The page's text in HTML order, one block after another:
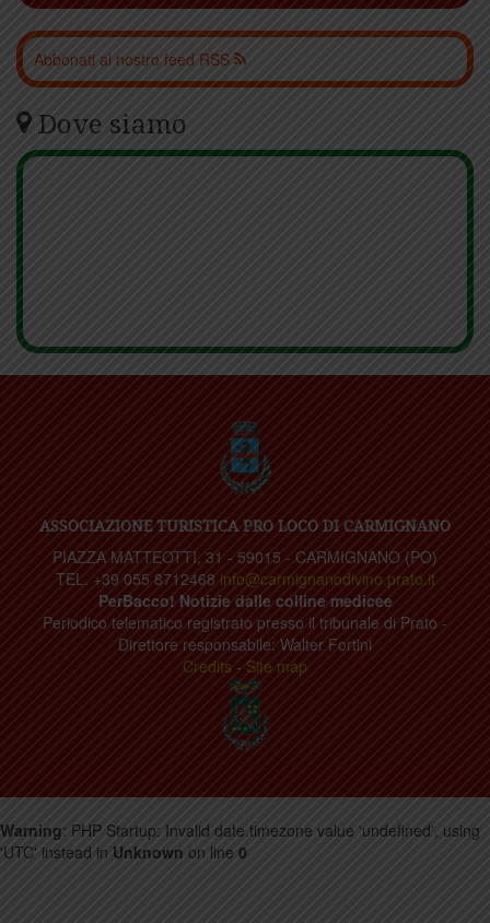
Abbonati al nostro feed RSS
Dove siamo
ASSOCIAZIONE TURISTICA PRO LOCO DI CARMIGNANO
PIAZZA MATTEOTTI, 31 - 59015 - CARMIGNANO (PO)
TEL. +39 055 8712468 info@carmignanodivino.prato.it
PerBacco! Notizie dalle colline medicee
Periodico telematico registrato presso il tribunale di Prato -
Direttore responsabile: Walter Fortini
Credits - Site map
Warning: PHP Startup: Invalid date.timezone value 'undefined', using
'UTC' instead in Unknown on line 0